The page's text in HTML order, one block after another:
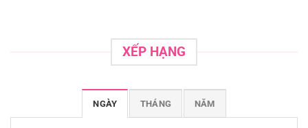
Chapter 171
XẾP HẠNG
NGÀY THÁNG NĂM